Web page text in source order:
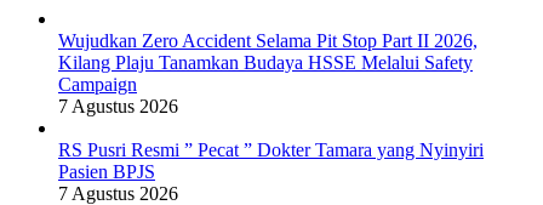
Wujudkan Zero Accident Selama Pit Stop Part II 2026,
Kilang Plaju Tanamkan Budaya HSSE Melalui Safety
Campaign
7 Agustus 2026
RS Pusri Resmi ” Pecat ” Dokter Tamara yang Nyinyiri
Pasien BPJS
7 Agustus 2026